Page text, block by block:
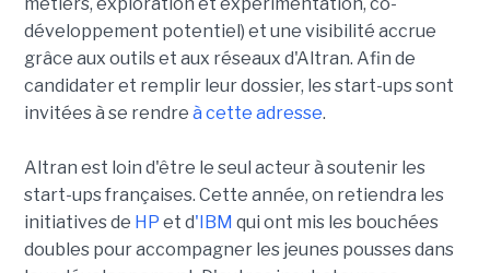
métiers, exploration et expérimentation, co-
développement potentiel) et une visibilité accrue
grâce aux outils et aux réseaux d'Altran. Afin de
candidater et remplir leur dossier, les start-ups sont
invitées à se rendre à cette adresse.
Altran est loin d'être le seul acteur à soutenir les
start-ups françaises. Cette année, on retiendra les
initiatives de HP et d'IBM qui ont mis les bouchées
doubles pour accompagner les jeunes pousses dans